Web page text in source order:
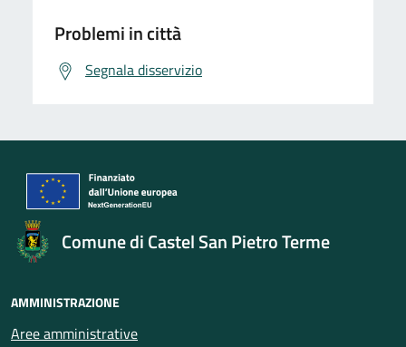
Problemi in città
Segnala disservizio
Comune di Castel San Pietro Terme
AMMINISTRAZIONE
Aree amministrative